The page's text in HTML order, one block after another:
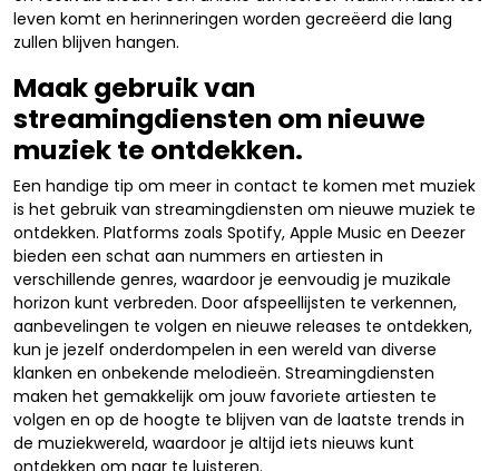
leven komt en herinneringen worden gecreëerd die lang
zullen blijven hangen.
Maak gebruik van
streamingdiensten om nieuwe
muziek te ontdekken.
Een handige tip om meer in contact te komen met muziek
is het gebruik van streamingdiensten om nieuwe muziek te
ontdekken. Platforms zoals Spotify, Apple Music en Deezer
bieden een schat aan nummers en artiesten in
verschillende genres, waardoor je eenvoudig je muzikale
horizon kunt verbreden. Door afspeellijsten te verkennen,
aanbevelingen te volgen en nieuwe releases te ontdekken,
kun je jezelf onderdompelen in een wereld van diverse
klanken en onbekende melodieën. Streamingdiensten
maken het gemakkelijk om jouw favoriete artiesten te
volgen en op de hoogte te blijven van de laatste trends in
de muziekwereld, waardoor je altijd iets nieuws kunt
ontdekken om naar te luisteren.